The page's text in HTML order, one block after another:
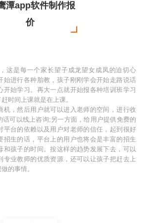
潭app软件制作报
价
这是每一个家长望子成龙望女成凤的迫切心
始进行各种胎教，孩子刚刚学会开始走路说话
开始学习。再大一点就开始报各种培训班学习
时间上课就是在上课。
机，然后用户就可以进入老师的空间，进行收
可以线上咨询;另一方面，给用户提供免费的
平台的依赖以及用户对老师的信任，起到很好
招生的话，平台上的用户也将会是丰富的招生
和孩子的时间。按这样的趋势发展下去，可以
专业教师的优质资源，还可以让孩子把赶去上
的事情。